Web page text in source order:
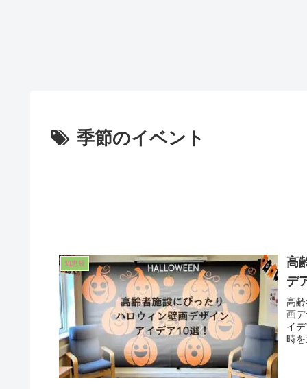
季節のイベント
知恵袋
高
デ
高
画
イ
時